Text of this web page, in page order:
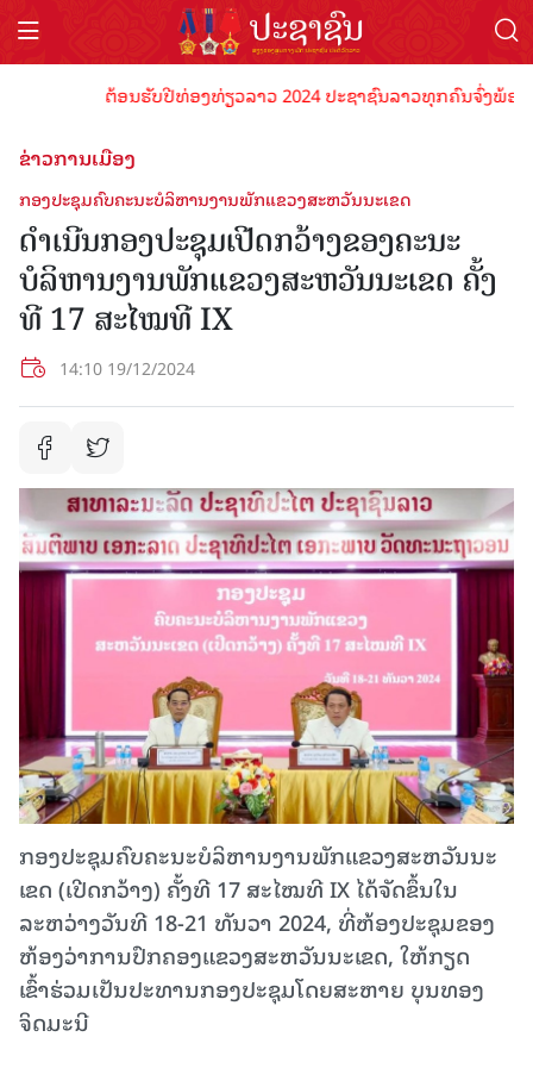
ຕ້ອນຮັບປີທ່ອງທ່ຽວລາວ 2024 ປະຊາຊົນລາວທຸກຄົນຈົ່ງພ້ອມເ
ຂ່າວການເມືອງ
ກອງປະຊຸມຄົບຄະນະບໍລິຫານງານພັກແຂວງສະຫວັນນະເຂດ
ດຳເນີນກອງປະຊຸມເປີດກວ້າງຂອງຄະນະ
ບໍລິຫານງານພັກແຂວງສະຫວັນນະເຂດ ຄັ້ງ
ທີ 17 ສະໄໝທີ IX
14:10 19/12/2024
ກອງປະຊຸມຄົບຄະນະບໍລິຫານງານພັກແຂວງສະຫວັນນະ
ເຂດ (ເປີດກວ້າງ) ຄັ້ງທີ 17 ສະໄໝທີ IX ໄດ້ຈັດຂຶ້ນໃນ
ລະຫວ່າງວັນທີ 18-21 ທັນວາ 2024, ທີ່ຫ້ອງປະຊຸມຂອງ
ຫ້ອງວ່າການປົກຄອງແຂວງສະຫວັນນະເຂດ, ໃຫ້ກຽດ
ເຂົ້າຮ່ວມເປັນປະທານກອງປະຊຸມໂດຍສະຫາຍ ບຸນທອງ
ຈິດມະນີ